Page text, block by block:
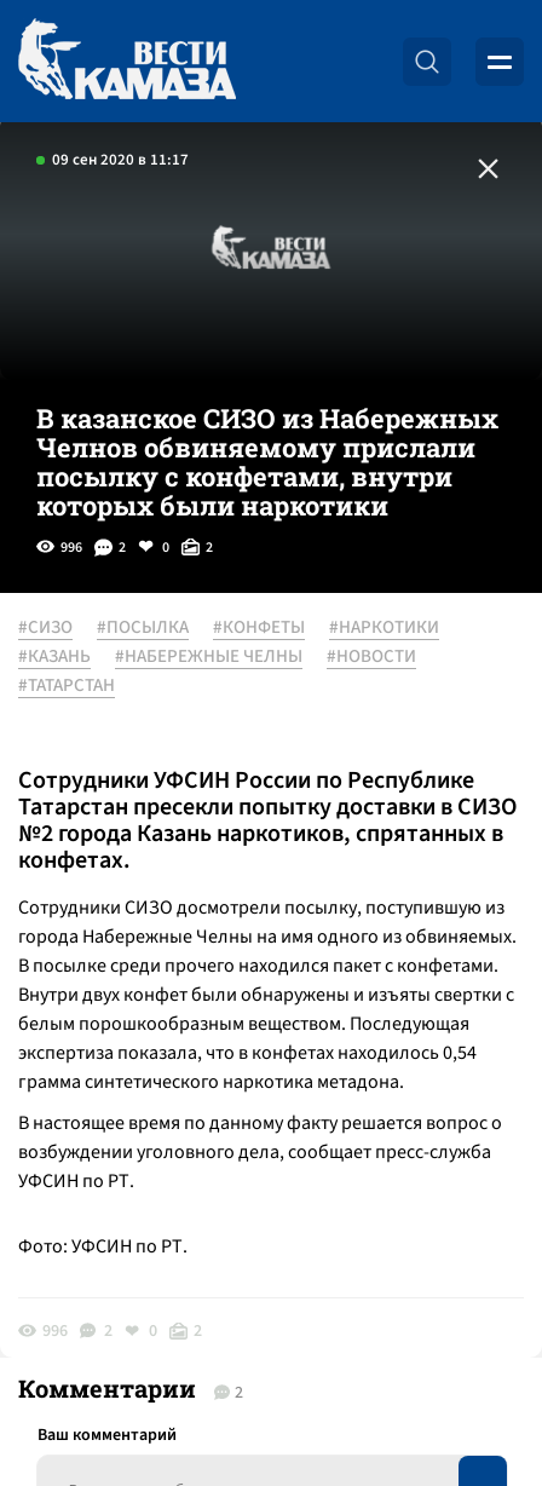
09 сен 2020 в 11:17
В казанское СИЗО из Набережных
Челнов обвиняемому прислали
посылку с конфетами, внутри
которых были наркотики
996 2 0 2
#СИЗО #ПОСЫЛКА #КОНФЕТЫ
#НАРКОТИКИ
#КАЗАНЬ
#НАБЕРЕЖНЫЕ ЧЕЛНЫ
#НОВОСТИ
#ТАТАРСТАН
Сотрудники УФСИН России по Республике
Татарстан пресекли попытку доставки в СИЗО
№2 города Казань наркотиков, спрятанных в
конфетах.
Сотрудники СИЗО досмотрели посылку, поступившую из
города Набережные Челны на имя одного из обвиняемых.
В посылке среди прочего находился пакет с конфетами.
Внутри двух конфет были обнаружены и изъяты свертки с
белым порошкообразным веществом. Последующая
экспертиза показала, что в конфетах находилось 0,54
грамма синтетического наркотика метадона.
В настоящее время по данному факту решается вопрос о
возбуждении уголовного дела, сообщает пресс-служба
УФСИН по РТ.
Фото: УФСИН по РТ.
996 2 0 2
Комментарии 2